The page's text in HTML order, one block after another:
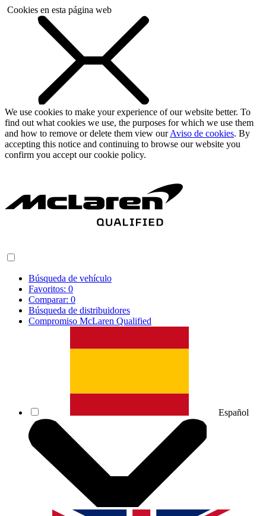
Cookies en esta página web
We use cookies to make your experience of our website better. To
find out what cookies we use, the purposes for which we use them
and how to remove or delete them view ourAviso de cookies. By
accepting this notice and continuing to browse our website you
confirm you accept our cookie policy.
Búsqueda de vehículo
Favoritos: 0
Comparar: 0
Búsqueda de distribuidores
Compromiso McLaren Qualified
Español